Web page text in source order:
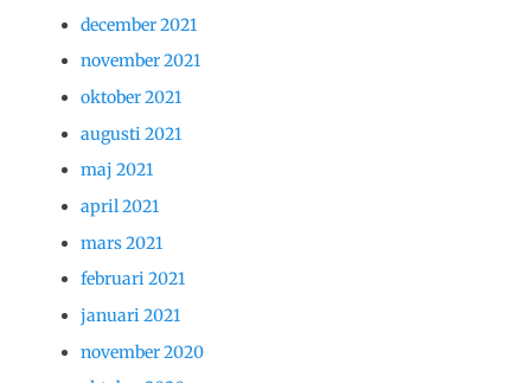
december 2021
november 2021
oktober 2021
augusti 2021
maj 2021
april 2021
mars 2021
februari 2021
januari 2021
november 2020